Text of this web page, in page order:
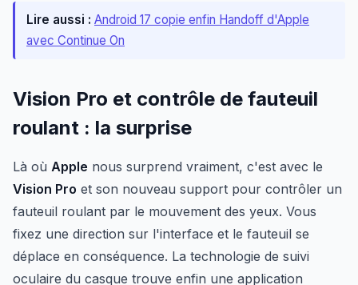
Lire aussi : Android 17 copie enfin Handoff d'Apple
avec Continue On
Vision Pro et contrôle de fauteuil
roulant : la surprise
Là où Apple nous surprend vraiment, c'est avec le
Vision Pro et son nouveau support pour contrôler un
fauteuil roulant par le mouvement des yeux. Vous
fixez une direction sur l'interface et le fauteuil se
déplace en conséquence. La technologie de suivi
oculaire du casque trouve enfin une application